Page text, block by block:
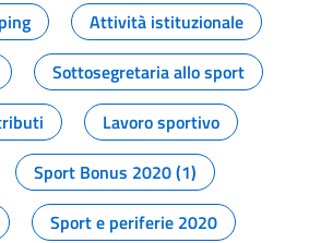
Attività istituzionale
Sottosegretaria allo sport
Lavoro sportivo
Sport Bonus 2020 (1)
Sport e periferie 2020